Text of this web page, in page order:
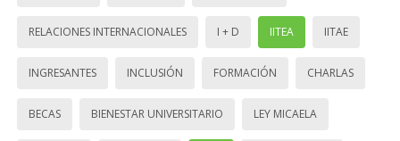
RELACIONES INTERNACIONALES I + D IITEA IITAE
INGRESANTES INCLUSIÓN FORMACIÓN CHARLAS
BECAS BIENESTAR UNIVERSITARIO LEY MICAELA